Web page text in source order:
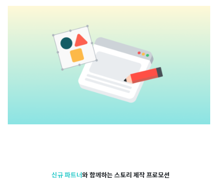
신규 파트너와 함께하는 스토리 제작 프로모션